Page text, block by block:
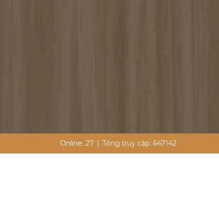
Online: 27 | Tổng truy cập: 647142